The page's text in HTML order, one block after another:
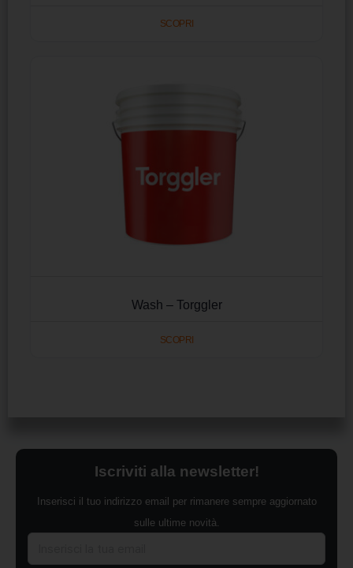
SCOPRI
Wash – Torggler
SCOPRI
Iscriviti alla newsletter!
Inserisci il tuo indirizzo email per rimanere sempre aggiornato
sulle ultime novità.